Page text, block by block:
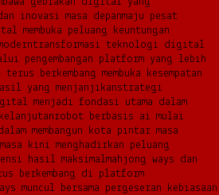
inovasi masa depanmaju pesat
membuka peluang keuntungan
transformasi teknologi digital
pengembangan platform yang lebih
berkembang membuka kesempatan
yang menjanjikanstrategi
menjadi fondasi utama dalam
robot berbasis ai mulai
membangun kota pintar masa
kini menghadirkan peluang
hasil maksimalmahjong ways dan
berkembang di platform
muncul bersama pergeseran kebiasaan